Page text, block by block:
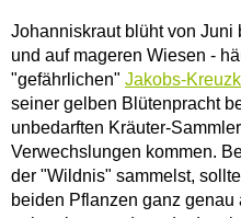
Johanniskraut blüht von Juni
und auf mageren Wiesen -
"gefährlichen" Jakobs-
seiner gelben Blütenpracht
unbedarften Kräuter-
Verwechslungen kommen.
der "Wildnis" sammelst,
beiden Pflanzen ganz